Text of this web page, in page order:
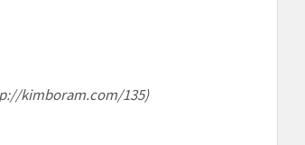
kimboram.com/135)